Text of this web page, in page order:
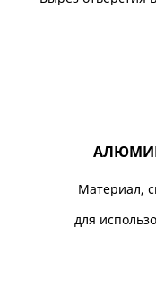
Материал,
для